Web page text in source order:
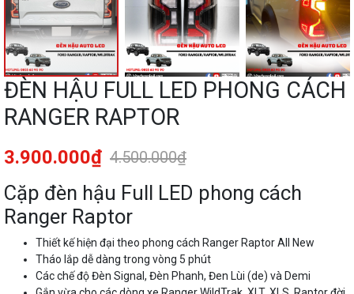
ĐÈN HẬU FULL LED PHONG CÁCH
RANGER RAPTOR
3.900.000₫ 4.500.000₫
Cặp đèn hậu Full LED phong cách
Ranger Raptor
Thiết kế hiện đại theo phong cách Ranger Raptor All New
Tháo lắp dễ dàng trong vòng 5 phút
Các chế độ Đèn Signal, Đèn Phanh, Đen Lùi (de) và Demi